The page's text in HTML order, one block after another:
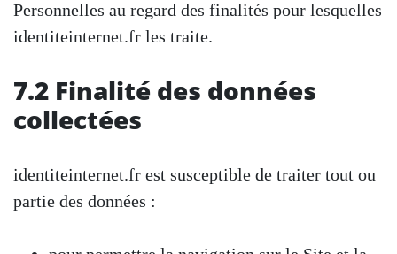
Personnelles au regard des finalités pour lesquelles
identiteinternet.fr les traite.
7.2 Finalité des données
collectées
identiteinternet.fr est susceptible de traiter tout ou
partie des données :